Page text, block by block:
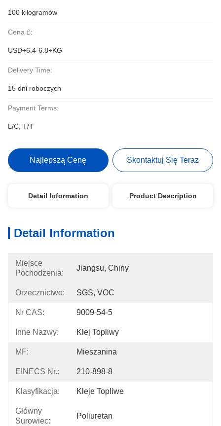
100 kilogramów
Cena £:
USD+6.4-6.8+KG
Delivery Time:
15 dni roboczych
Payment Terms:
L/C, T/T
Najlepszą Cenę Skontaktuj Się Teraz
Detail Information Product Description
Detail Information
Miejsce
Pochodzenia:
Jiangsu, Chiny
Orzecznictwo: SGS, VOC
Nr CAS: 9009-54-5
Inne Nazwy: Klej Topliwy
MF: Mieszanina
EINECS Nr.: 210-898-8
Klasyfikacja: Kleje Topliwe
Główny
Surowiec:
Poliuretan